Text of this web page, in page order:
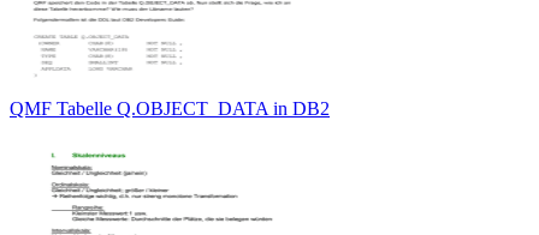
QMF Tabelle Q.OBJECT_DATA in DB2